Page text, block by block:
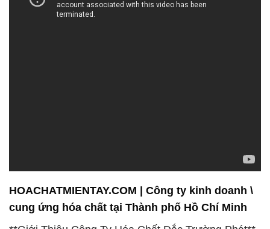
HOACHATMIENTAY.COM | Công ty kinh doanh \
cung ứng hóa chất tại Thành phố Hồ Chí Minh